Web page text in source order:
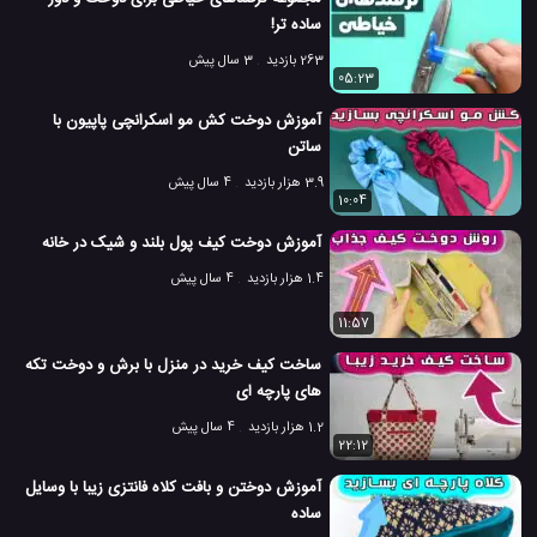
ساده تر!
263 بازدید
3 سال پیش
05:23
آموزش دوخت کش مو اسکرانچی پاپیون با
ساتن
3.9 هزار بازدید
4 سال پیش
10:04
آموزش دوخت کیف پول بلند و شیک در خانه
1.4 هزار بازدید 4 سال پیش
11:57
ساخت کیف خرید در منزل با برش و دوخت تکه
های پارچه ای
1.2 هزار بازدید
4 سال پیش
22:12
آموزش دوختن و بافت کلاه فانتزی زیبا با وسایل
ساده